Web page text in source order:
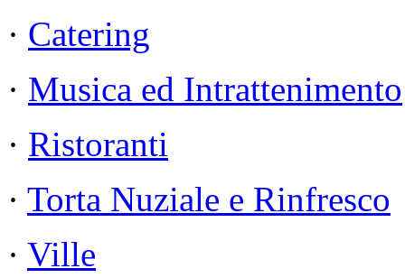
· Catering
· Musica ed Intrattenimento
· Ristoranti
· Torta Nuziale e Rinfresco
· Ville